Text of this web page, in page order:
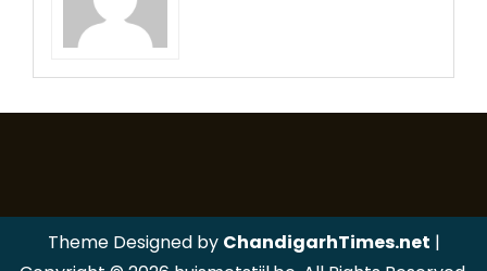
Theme Designed by ChandigarhTimes.net |